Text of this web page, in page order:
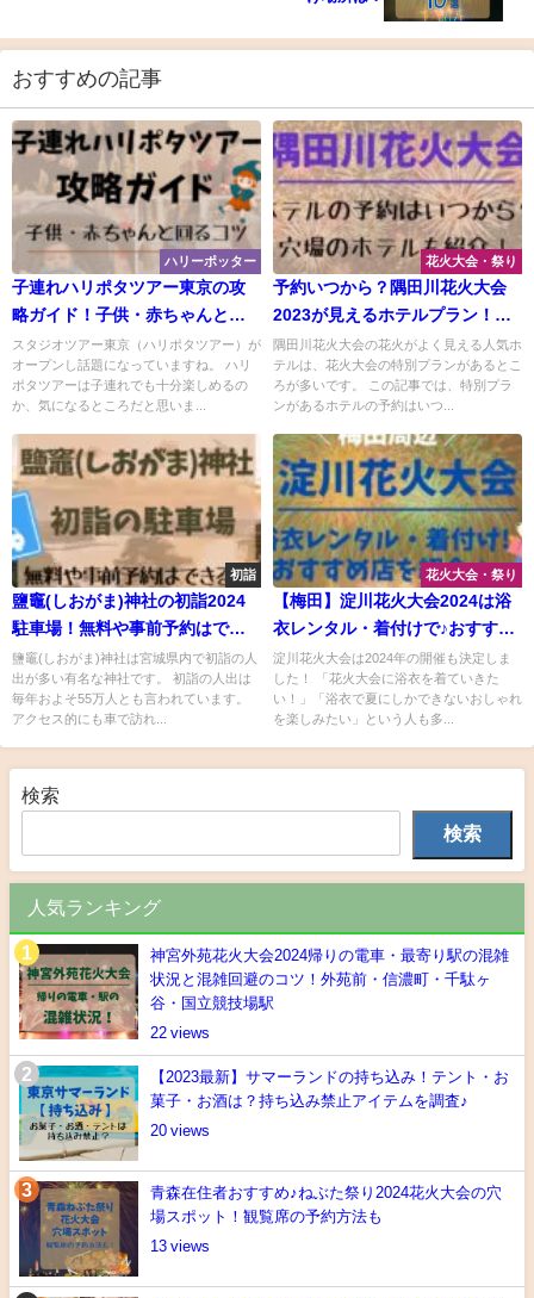
おすすめの記事
ハリーポッター
子連れハリポタツアー東京の攻
略ガイド！子供・赤ちゃんと回
る楽しみ方♪スタジオツアー東京
スタジオツアー東京（ハリポタツアー）が
オープンし話題になっていますね。 ハリ
ポタツアーは子連れでも十分楽しめるの
か、気になるところだと思いま...
花火大会・祭り
予約いつから？隅田川花火大会
2023が見えるホテルプラン！穴
場も紹介！
隅田川花火大会の花火がよく見える人気ホ
テルは、花火大会の特別プランがあるとこ
ろが多いです。 この記事では、特別プラ
ンがあるホテルの予約はいつ...
初詣
鹽竈(しおがま)神社の初詣2024
駐車場！無料や事前予約はでき
る？
鹽竈(しおがま)神社は宮城県内で初詣の人
出が多い有名な神社です。 初詣の人出は
毎年およそ55万人とも言われています。
アクセス的にも車で訪れ...
花火大会・祭り
【梅田】淀川花火大会2024は浴
衣レンタル・着付けで♪おすすめ
店を紹介！
淀川花火大会は2024年の開催も決定しま
した！ 「花火大会に浴衣を着ていきた
い！」「浴衣で夏にしかできないおしゃれ
を楽しみたい」という人も多...
検索
検索
人気ランキング
神宮外苑花火大会2024帰りの電車・最寄り駅の混雑
状況と混雑回避のコツ！外苑前・信濃町・千駄ヶ
谷・国立競技場駅
22
【2023最新】サマーランドの持ち込み！テント・お
菓子・お酒は？持ち込み禁止アイテムを調査♪
20
青森在住者おすすめ♪ねぶた祭り2024花火大会の穴
場スポット！観覧席の予約方法も
13